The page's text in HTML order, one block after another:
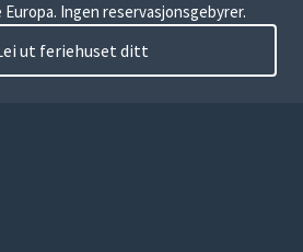
Ingen reservasjonsgebyrer.
ut feriehuset ditt